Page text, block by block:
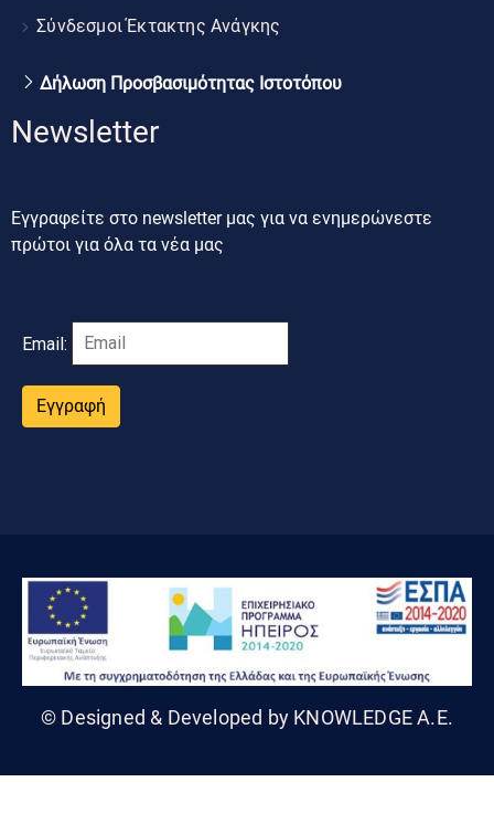
Σύνδεσμοι Έκτακτης Ανάγκης
Δήλωση Προσβασιμότητας Ιστοτόπου
Newsletter
Εγγραφείτε στο newsletter μας για να ενημερώνεστε
πρώτοι για όλα τα νέα μας
Email:
Εγγραφή
© Designed & Developed by KNOWLEDGE A.E.